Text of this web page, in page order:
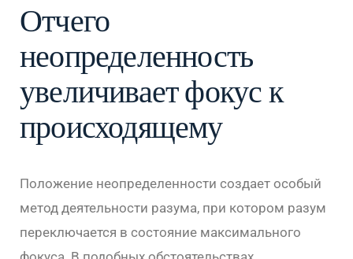
Отчего
неопределенность
увеличивает фокус к
происходящему
Положение неопределенности создает особый
метод деятельности разума, при котором разум
переключается в состояние максимального